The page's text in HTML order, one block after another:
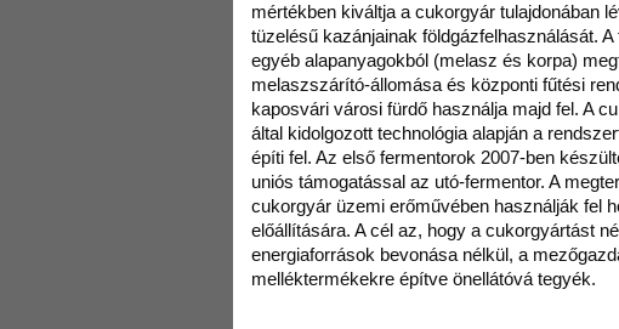
mértékben kiváltja a cukorgyár tulajdonában
tüzelésű kazánjainak földgázfelhasználását.
egyéb alapanyagokból (melasz és korpa)
melaszszárító-állomása és központi fűtési
kaposvári városi fürdő használja majd fel. A
által kidolgozott technológia alapján a
építi fel. Az első fermentorok 2007-ben
uniós támogatással az utó-fermentor. A
cukorgyár üzemi erőművében használják fel
előállítására. A cél az, hogy a cukorgyártást
energiaforrások bevonása nélkül, a
melléktermékekre építve önellátóvá tegyék.